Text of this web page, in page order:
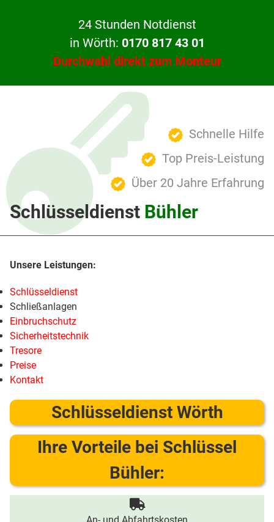
24 Stunden Notdienst
in Wörth: 0170 817 43 01
Durchwahl direkt zum Monteur
Schnelle Hilfe
Top Preis-Leistung
Über 20 Jahre Erfahrung
Schlüsseldienst Bühler
Schlüsseldienst
Schließanlagen
Einbruchschutz
Sicherheitstechnik
Tresore
Preise
Kontakt
Schlüsseldienst Wörth
Ihre Vorteile bei Schlüssel
Bühler: